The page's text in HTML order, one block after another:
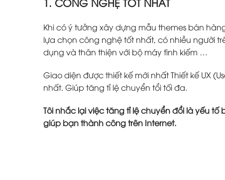
Khi có ý tưởng xây dựng mẫu themes bán
lựa chọn công nghệ tốt nhất, có nhiều người
dụng và thân thiện với bộ máy tình kiếm …
Giao diện được thiết kế mới nhất Thiết kế UX
nhất. Giúp tăng tỉ lệ chuyển tổi tối đa.
Tôi nhắc lại việc tăng tỉ lệ chuyển đổi là yếu
giúp bạn thành công trên Internet.